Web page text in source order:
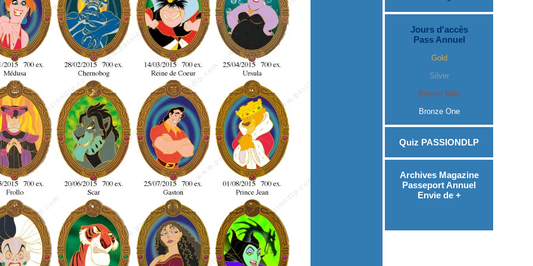
Jours d'accès
Pass Annuel
Gold
Silver
Bronze Max
Bronze One
Quiz PASSIONDLP
Archives Magazine
Passeport Annuel
Envie de +